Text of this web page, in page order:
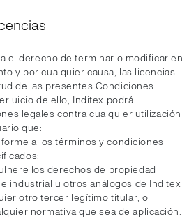
el derecho de terminar o modificar en
y por cualquier causa, las licencias
de las presentes Condiciones
de ello, Inditex podrá
legales contra cualquier utilización
que:
a los términos y condiciones
los derechos de propiedad
industrial u otros análogos de Inditex
otro tercer legítimo titular; o
normativa que sea de aplicación.